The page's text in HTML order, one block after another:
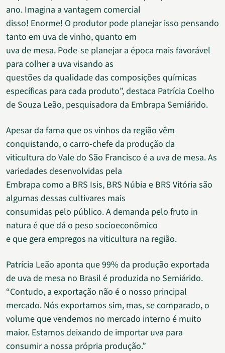
ano. Imagina a vantagem comercial
disso! Enorme! O produtor pode planejar isso pensando
tanto em uva de vinho, quanto em
uva de mesa. Pode-se planejar a época mais favorável
para colher a uva visando as
questões da qualidade das composições químicas
específicas para cada produto”, destaca Patrícia Coelho
de Souza Leão, pesquisadora da Embrapa Semiárido.
Apesar da fama que os vinhos da região vêm
conquistando, o carro-chefe da produção da
viticultura do Vale do São Francisco é a uva de mesa. As
variedades desenvolvidas pela
Embrapa como a BRS Isis, BRS Núbia e BRS Vitória são
algumas dessas cultivares mais
consumidas pelo público. A demanda pelo fruto in
natura é que dá o peso socioeconômico
e que gera empregos na viticultura na região.
Patrícia Leão aponta que 99% da produção exportada
de uva de mesa no Brasil é produzida no Semiárido.
“Contudo, a exportação não é o nosso principal
mercado. Nós exportamos sim, mas, se comparado, o
volume que vendemos no mercado interno é muito
maior. Estamos deixando de importar uva para
consumir a nossa própria produção.”